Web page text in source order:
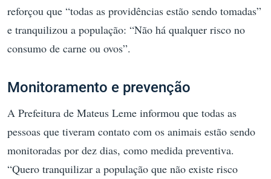
reforçou que “todas as providências estão sendo tomadas”
e tranquilizou a população: “Não há qualquer risco no
consumo de carne ou ovos”.
Monitoramento e prevenção
A Prefeitura de Mateus Leme informou que todas as
pessoas que tiveram contato com os animais estão sendo
monitoradas por dez dias, como medida preventiva.
“Quero tranquilizar a população que não existe risco